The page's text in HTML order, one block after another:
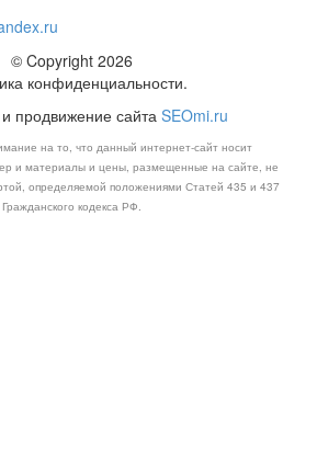
© Copyright 2026
конфиденциальности.
продвижение сайта SEOmi.ru
на то, что данный интернет-сайт носит
и материалы и цены, размещенные на сайте, не
определяемой положениями Статей 435 и 437
Гражданского кодекса РФ.